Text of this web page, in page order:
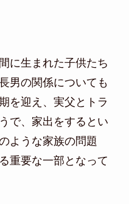
に生まれた子供たち
男の関係についても
を迎え、実父とトラ
で、家出をするとい
ような家族の問題
重要な一部となって